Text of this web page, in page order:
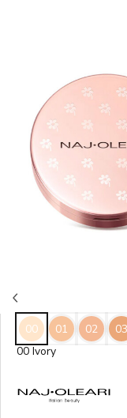
00 01 02 03
00 Ivory